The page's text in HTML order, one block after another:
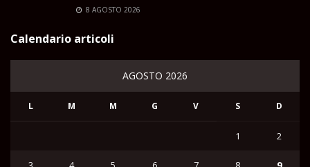
8 AGOSTO 2026
Calendario articoli
AGOSTO 2026
L M M G V S D
1 2